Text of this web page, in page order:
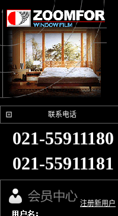
联系电话
021-55911180
021-55911181
注册新用户